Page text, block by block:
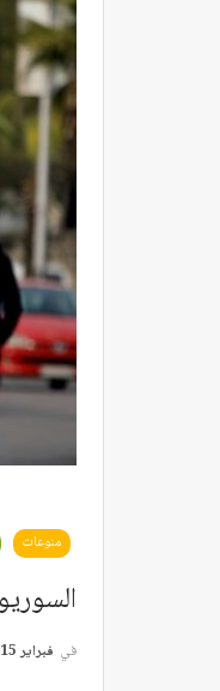
منوعات
في فبراير 15, 2025